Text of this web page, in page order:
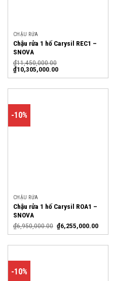
CHẬU RỬA
Chậu rửa 1 hố Carysil REC1 –
SNOVA
₫11,450,000.00
₫10,305,000.00
-10%
CHẬU RỬA
Chậu rửa 1 hố Carysil ROA1 –
SNOVA
₫6,950,000.00 ₫6,255,000.00
-10%